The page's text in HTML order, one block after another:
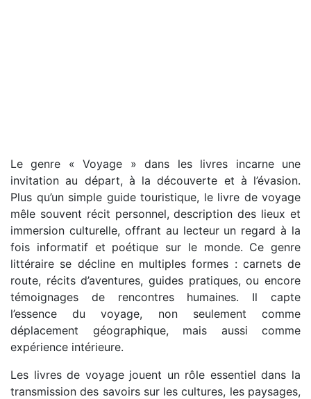
Le genre « Voyage » dans les livres incarne une
invitation au départ, à la découverte et à l’évasion.
Plus qu’un simple guide touristique, le livre de voyage
mêle souvent récit personnel, description des lieux et
immersion culturelle, offrant au lecteur un regard à la
fois informatif et poétique sur le monde. Ce genre
littéraire se décline en multiples formes : carnets de
route, récits d’aventures, guides pratiques, ou encore
témoignages de rencontres humaines. Il capte
l’essence du voyage, non seulement comme
déplacement géographique, mais aussi comme
expérience intérieure.
Les livres de voyage jouent un rôle essentiel dans la
transmission des savoirs sur les cultures, les paysages,